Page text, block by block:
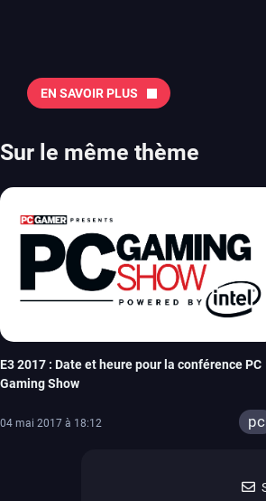
Tokon ou encore Beast of Reincarnation,
chose d’ambitieux que Pokémon. On
2026 Vous trouverez ici tous les jeux
aussi les jeux de ce mois dans notre page
EN SAVOIR PLUS
Sur le même thème
E3 2017 : Date et heure pour la conférence PC
Gaming Show
04 mai 2017 à 18:12 pc